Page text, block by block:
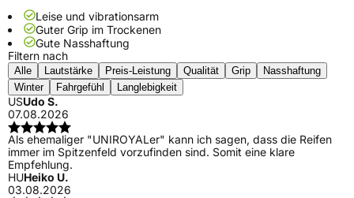
Leise und vibrationsarm
Guter Grip im Trockenen
Gute Nasshaftung
Filtern nach
Alle Lautstärke Preis-Leistung Qualität Grip
Nasshaftung
Winter
Fahrgefühl Langlebigkeit
USUdo S.
07.08.2026
Als ehemaliger "UNIROYALer" kann ich sagen, dass die Reifen
immer im Spitzenfeld vorzufinden sind. Somit eine klare
Empfehlung.
HUHeiko U.
03.08.2026